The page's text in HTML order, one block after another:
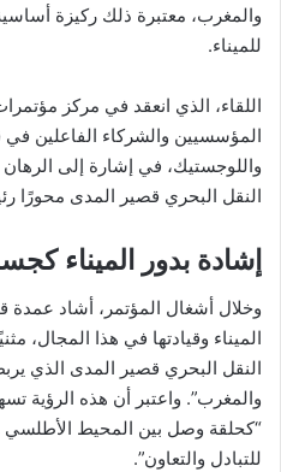
والمغرب، معتبرة ذلك ركيزة
للميناء.
اللقاء، الذي انعقد في مركز
المؤسسيين والشركاء الفاعلين في
واللوجستيك، في إشارة إلى
النقل البحري قصير المدى محورًا
إشادة بدور الميناء
وخلال أشغال المؤتمر، أشاد عمدة
الميناء وقيادتها في هذا المجال،
النقل البحري قصير المدى الذي
والمغرب”. واعتبر أن هذه الرؤية
“كحلقة وصل بين المحيط الأطلسي
للتبادل والتعاون”.